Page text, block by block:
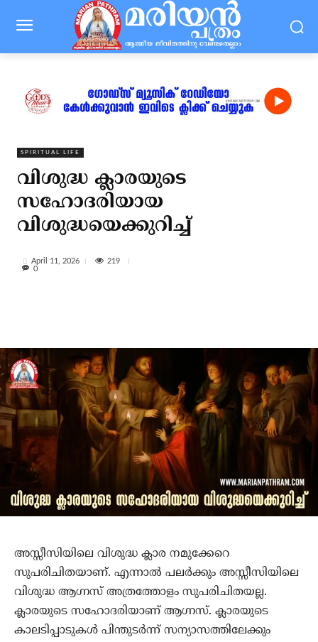
SPIRITUAL LIFE
വിശുദ്ധ ക്ലാരയുടെ
സഹോദരിയായ
വിശുദ്ധയെക്കുറിച്ച്
April 11, 2026
219
0
അസ്സീസിയിലെ വിശുദ്ധ ക്ലാര നമുക്കേറെ
സുപരിചിതയാണ്. എന്നാല്‍ പലര്‍ക്കും അസ്സീസിയിലെ
വിശുദ്ധ ആഗ്നസ് അത്രത്തോളം സുപരിചിതയല്ല.
ക്ലാരയുടെ സഹോദരിയാണ് ആഗ്നസ്. ക്ലാരയുടെ
കാലടിപ്പാടുകള്‍ പിന്തുടര്‍ന്ന് സന്യാസത്തിലേക്കും